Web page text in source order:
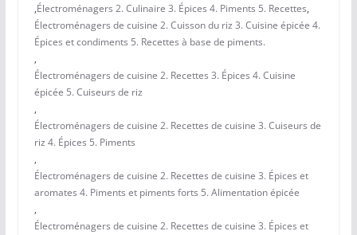
,Électroménagers 2. Culinaire 3. Épices 4. Piments 5. Recettes,
Électroménagers de cuisine 2. Cuisson du riz 3. Cuisine épicée 4.
Épices et condiments 5. Recettes à base de piments.
,
Électroménagers de cuisine 2. Recettes 3. Épices 4. Cuisine
épicée 5. Cuiseurs de riz
,
Électroménagers de cuisine 2. Recettes de cuisine 3. Cuiseurs de
riz 4. Épices 5. Piments
,
Électroménagers de cuisine 2. Recettes de cuisine 3. Épices et
aromates 4. Piments et piments forts 5. Alimentation épicée
,
Électroménagers de cuisine 2. Recettes de cuisine 3. Épices et